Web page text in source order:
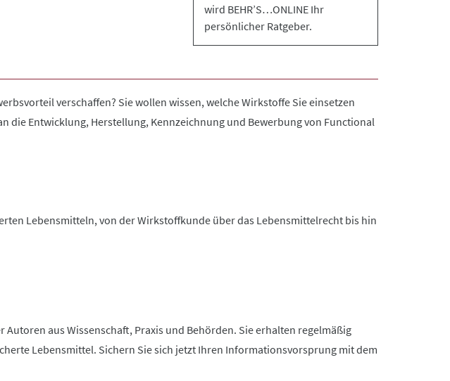
wird BEHR’S…ONLINE Ihr
persönlicher Ratgeber.
verschaffen? Sie wollen wissen, welche Wirkstoffe Sie einsetzen
die Entwicklung, Herstellung, Kennzeichnung und Bewerbung von Functional
Lebensmitteln, von der Wirkstoffkunde über das Lebensmittelrecht bis hin
aus Wissenschaft, Praxis und Behörden. Sie erhalten regelmäßig
Lebensmittel. Sichern Sie sich jetzt Ihren Informationsvorsprung mit dem